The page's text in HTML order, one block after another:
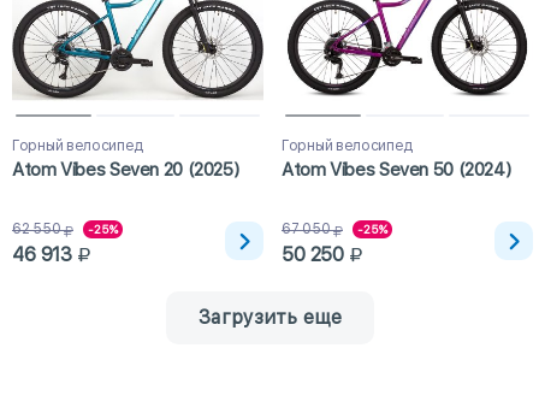
Горный велосипед
Atom Vibes Seven 20 (2025)
62 550 -25%
46 913
Горный велосипед
Atom Vibes Seven 50 (2024)
67 050 -25%
50 250
Загрузить еще